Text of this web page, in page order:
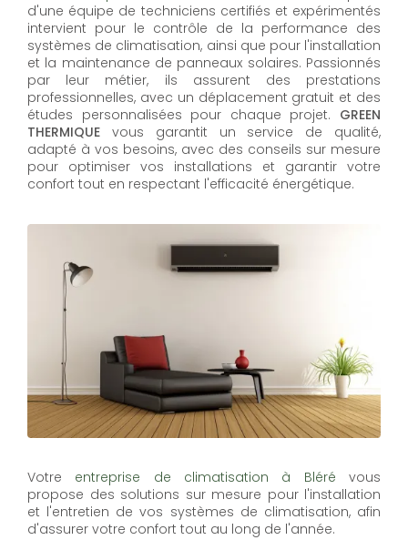
d'une équipe de techniciens certifiés et expérimentés
intervient pour le contrôle de la performance des
systèmes de climatisation, ainsi que pour l'installation
et la maintenance de panneaux solaires. Passionnés
par leur métier, ils assurent des prestations
professionnelles, avec un déplacement gratuit et des
études personnalisées pour chaque projet. GREEN
THERMIQUE vous garantit un service de qualité,
adapté à vos besoins, avec des conseils sur mesure
pour optimiser vos installations et garantir votre
confort tout en respectant l'efficacité énergétique.
Votre entreprise de climatisation à Bléré vous
propose des solutions sur mesure pour l'installation
et l'entretien de vos systèmes de climatisation, afin
d'assurer votre confort tout au long de l'année.